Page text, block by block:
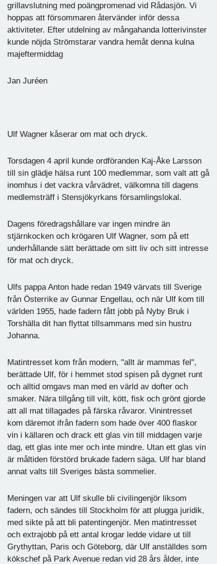
grillavslutning med poängpromenad vid Rådasjön. Vi
hoppas att försommaren återvänder inför dessa
aktiviteter. Efter utdelning av mångahanda lotterivinster
kunde nöjda Strömstarar vandra hemåt denna kulna
majeftermiddag
Jan Juréen
Ulf Wagner kåserar om mat och dryck.
Torsdagen 4 april kunde ordföranden Kaj-Åke Larsson
till sin glädje hälsa runt 100 medlemmar, som valt att gå
inomhus i det vackra vårvädret, välkomna till dagens
medlemsträff i Stensjökyrkans församlingslokal.
Dagens föredragshållare var ingen mindre än
stjärnkocken och krögaren Ulf Wagner, som på ett
underhållande sätt berättade om sitt liv och sitt intresse
för mat och dryck.
Ulfs pappa Anton hade redan 1949 värvats till Sverige
från Österrike av Gunnar Engellau, och när Ulf kom till
världen 1955, hade fadern fått jobb på Nyby Bruk i
Torshälla dit han flyttat tillsammans med sin hustru
Johanna.
Matintresset kom från modern, "allt är mammas fel",
berättade Ulf, för i hemmet stod spisen på dygnet runt
och alltid omgavs man med en värld av dofter och
smaker. Nära tillgång till vilt, kött, fisk och grönt gjorde
att all mat tillagades på färska råvaror. Vinintresset
kom däremot ifrån fadern som hade över 400 flaskor
vin i källaren och drack ett glas vin till middagen varje
dag, ett glas inte mer och inte mindre. Utan ett glas vin
är måltiden förstörd brukade fadern säga. Ulf har bland
annat valts till Sveriges bästa sommelier.
Meningen var att Ulf skulle bli civilingenjör liksom
fadern, och sändes till Stockholm för att plugga juridik,
med sikte på att bli patentingenjör. Men matintresset
och extrajobb på ett antal krogar ledde vidare ut till
Grythyttan, Paris och Göteborg, där Ulf anställdes som
kökschef på Park Avenue redan vid 28 års ålder, inte